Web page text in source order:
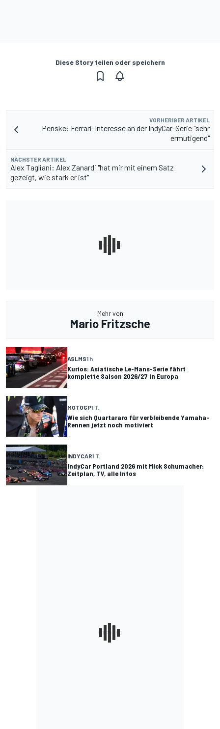
Diese Story teilen oder speichern
VORHERIGER ARTIKEL
Penske: Ferrari-Interesse an der IndyCar-Serie "sehr
ermutigend"
NÄCHSTER ARTIKEL
Alex Tagliani: Alex Zanardi "hat mir mit einem Satz
gezeigt, wie stark er ist"
Mehr von
Mario Fritzsche
ASLMS1 h
Kurios: Asiatische Le-Mans-Serie fährt
komplette Saison 2026/27 in Europa
MOTOGP1 T.
Wie sich Quartararo für verbleibende Yamaha-
Rennen jetzt noch motiviert
INDYCAR1 T.
IndyCar Portland 2026 mit Mick Schumacher:
Zeitplan, TV, alle Infos